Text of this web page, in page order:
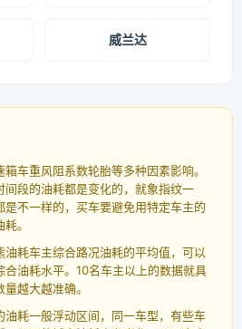
威兰达
车重风阻系数轮胎等多种因素影响。
间段的油耗都是变化的，就象指纹一
不一样的，买车要避免用特定车主的
。
油耗车主综合路况油耗的平均值，可以
油耗水平。10名车主以上的数据就具
越大越准确。
油耗一般浮动区间，同一车型，有些车